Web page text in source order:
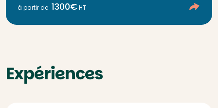
à partir de 1300€HT
Expériences